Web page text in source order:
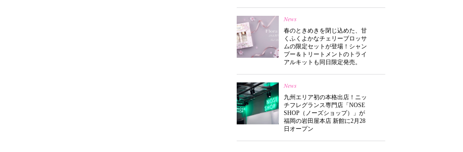
News
春のときめきを閉じ込めた、甘
くふくよかなチェリーブロッサ
ムの限定セットが登場！シャン
プー＆トリートメントのトライ
アルキットも同日限定発売。
News
九州エリア初の本格出店！ニッ
チフレグランス専門店「NOSE
SHOP（ノーズショップ）」が
福岡の岩田屋本店 新館に2月28
日オープン